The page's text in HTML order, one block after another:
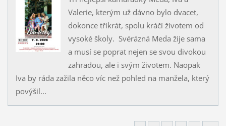
Valerie, kterým už dávno bylo dvacet,
dokonce třikrát, spolu kráčí životem od
vysoké školy. Svérázná Meda žije sama
a musí se poprat nejen se svou divokou
zahradou, ale i svým životem. Naopak
Iva by ráda zažila něco víc než pohled na manžela, který
povýšil...